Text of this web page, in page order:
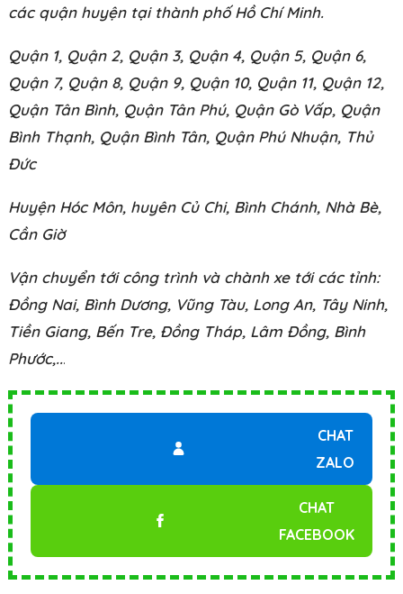
các quận huyện tại thành phố Hồ Chí Minh.
Quận 1, Quận 2, Quận 3, Quận 4, Quận 5, Quận 6,
Quận 7, Quận 8, Quận 9, Quận 10, Quận 11, Quận 12,
Quận Tân Bình, Quận Tân Phú, Quận Gò Vấp, Quận
Bình Thạnh, Quận Bình Tân, Quận Phú Nhuận, Thủ
Đức
Huyện Hóc Môn, huyên Củ Chi, Bình Chánh, Nhà Bè,
Cần Giờ
Vận chuyển tới công trình và chành xe tới các tỉnh:
Đồng Nai, Bình Dương, Vũng Tàu, Long An, Tây Ninh,
Tiền Giang, Bến Tre, Đồng Tháp, Lâm Đồng, Bình
Phước,...
CHAT
ZALO
CHAT
FACEBOOK